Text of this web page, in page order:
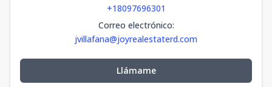
+18097696301
Correo electrónico:
jvillafana@joyrealestaterd.com
Llámame